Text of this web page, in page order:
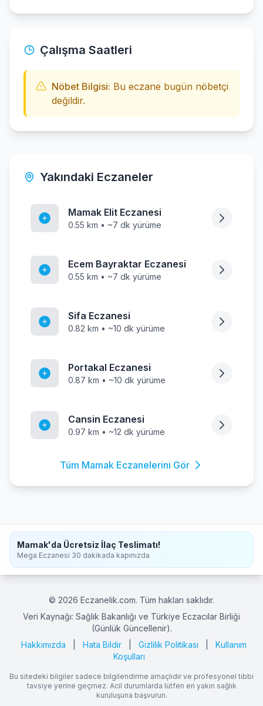
Çalışma Saatleri
Nöbet Bilgisi: Bu eczane bugün nöbetçi
değildir.
Yakındaki Eczaneler
Mamak Elit Eczanesi
0.55 km • ~7 dk yürüme
Ecem Bayraktar Eczanesi
0.55 km • ~7 dk yürüme
Sifa Eczanesi
0.82 km • ~10 dk yürüme
Portakal Eczanesi
0.87 km • ~10 dk yürüme
Cansin Eczanesi
0.97 km • ~12 dk yürüme
Tüm Mamak Eczanelerini Gör
Mamak'da Ücretsiz İlaç Teslimatı!
Mega Eczanesi 30 dakikada kapınızda
© 2026 Eczanelik.com. Tüm hakları saklıdır.
Veri Kaynağı: Sağlık Bakanlığı ve Türkiye Eczacılar Birliği
(Günlük Güncellenir).
Hakkımızda
Hata Bildir Gizlilik Politikası
Kullanım
Koşulları
Bu sitedeki bilgiler sadece bilgilendirme amaçlıdır ve profesyonel tıbbi
tavsiye yerine geçmez. Acil durumlarda lütfen en yakın sağlık
kuruluşuna başvurun.